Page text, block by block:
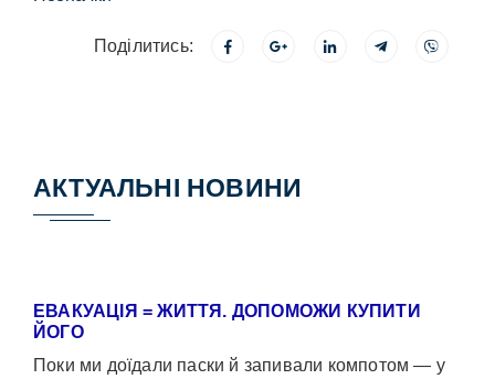
Поділитись:
АКТУАЛЬНІ НОВИНИ
ЕВАКУАЦІЯ = ЖИТТЯ. ДОПОМОЖИ КУПИТИ
ЙОГО
Поки ми доїдали паски й запивали компотом — у